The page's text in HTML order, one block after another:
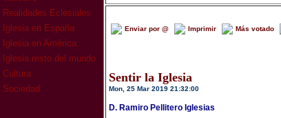
Realidades Eclesiales
Iglesia en España
Iglesia en América
Iglesia resto del mundo
Cultura
Sociedad
Enviar por @ Imprimir Más votado
Sentir la Iglesia
Mon, 25 Mar 2019 21:32:00
D. Ramiro Pellitero Iglesias